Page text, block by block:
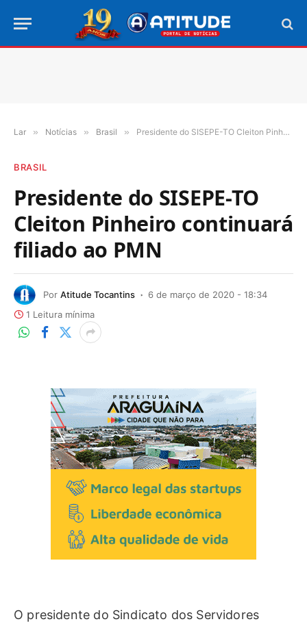
Lar » Notícias » Brasil » Presidente do SISEPE-TO Cleiton Pinheiro continuará filiado ao PMN
BRASIL
Presidente do SISEPE-TO
Cleiton Pinheiro continuará
filiado ao PMN
Por Atitude Tocantins
6 de março de 2020 - 18:34
1 Leitura mínima
O presidente do Sindicato dos Servidores